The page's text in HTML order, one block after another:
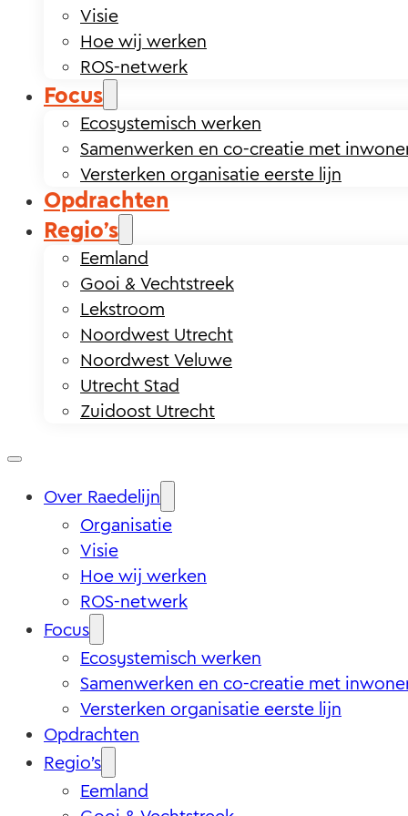
Visie
Hoe wij werken
ROS-netwerk
Focus
Ecosystemisch werken
Samenwerken en co-creatie met
Versterken organisatie eerste lijn
Opdrachten
Regio’s
Eemland
Gooi & Vechtstreek
Lekstroom
Noordwest Utrecht
Noordwest Veluwe
Utrecht Stad
Zuidoost Utrecht
Over Raedelijn
Organisatie
Visie
Hoe wij werken
ROS-netwerk
Focus
Ecosystemisch werken
Samenwerken en co-creatie met
Versterken organisatie eerste lijn
Opdrachten
Regio’s
Eemland